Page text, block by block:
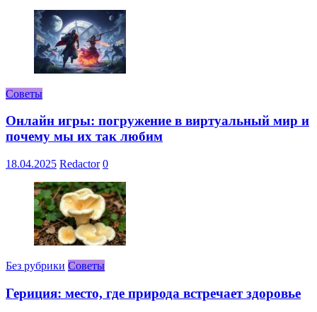
Советы
Онлайн игры: погружение в виртуальный мир и
почему мы их так любим
18.04.2025 Redactor 0
Без рубрики Советы
Гериция: место, где природа встречает здоровье